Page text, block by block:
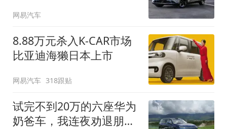
网易汽车
8.88万元杀入K-CAR市场
比亚迪海獭日本上市
网易汽车 318跟贴
试完不到20万的六座华为
奶爸车，我连夜劝退朋